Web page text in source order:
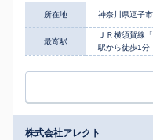
所在地 神奈川県逗子
最寄駅
ＪＲ横須賀線
駅から徒歩1分
株式会社アレクト